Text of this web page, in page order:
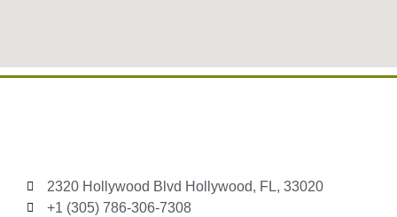
2320 Hollywood Blvd Hollywood, FL, 33020
+1 (305) 786-306-7308